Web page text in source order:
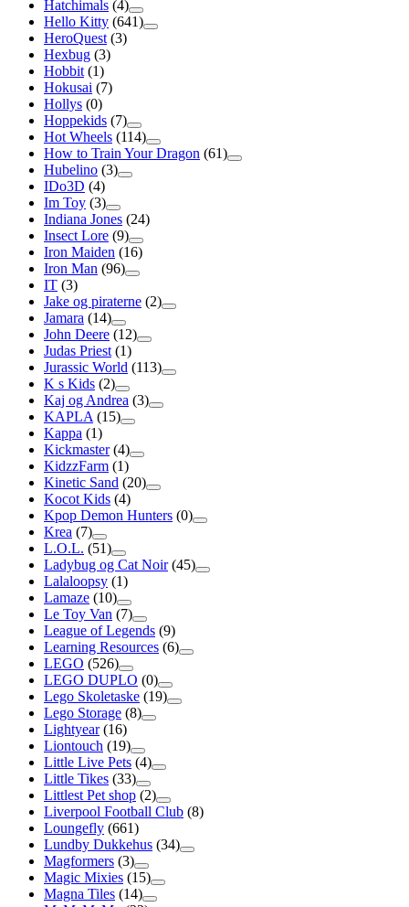
Hatchimals (4)
Hello Kitty (641)
HeroQuest (3)
Hexbug (3)
Hobbit (1)
Hokusai (7)
Hollys (0)
Hoppekids (7)
Hot Wheels (114)
How to Train Your Dragon (61)
Hubelino (3)
IDo3D (4)
Im Toy (3)
Indiana Jones (24)
Insect Lore (9)
Iron Maiden (16)
Iron Man (96)
IT (3)
Jake og piraterne (2)
Jamara (14)
John Deere (12)
Judas Priest (1)
Jurassic World (113)
K s Kids (2)
Kaj og Andrea (3)
KAPLA (15)
Kappa (1)
Kickmaster (4)
KidzzFarm (1)
Kinetic Sand (20)
Kocot Kids (4)
Kpop Demon Hunters (0)
Krea (7)
L.O.L. (51)
Ladybug og Cat Noir (45)
Lalaloopsy (1)
Lamaze (10)
Le Toy Van (7)
League of Legends (9)
Learning Resources (6)
LEGO (526)
LEGO DUPLO (0)
Lego Skoletaske (19)
Lego Storage (8)
Lightyear (16)
Liontouch (19)
Little Live Pets (4)
Little Tikes (33)
Littlest Pet shop (2)
Liverpool Football Club (8)
Loungefly (661)
Lundby Dukkehus (34)
Magformers (3)
Magic Mixies (15)
Magna Tiles (14)